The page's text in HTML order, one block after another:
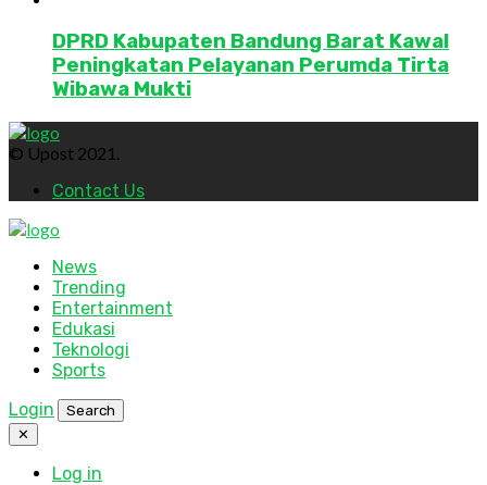
DPRD Kabupaten Bandung Barat Kawal
Peningkatan Pelayanan Perumda Tirta
Wibawa Mukti
© Upost 2021.
Contact Us
News
Trending
Entertainment
Edukasi
Teknologi
Sports
Login
Search
✕
Log in